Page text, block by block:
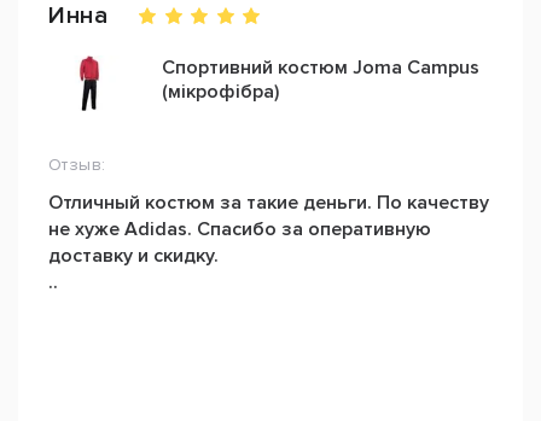
Инна
Спортивний костюм Joma Campus
(мікрофібра)
Отзыв:
Отличный костюм за такие деньги. По качеству
не хуже Adidas. Спасибо за оперативную
доставку и скидку.
..